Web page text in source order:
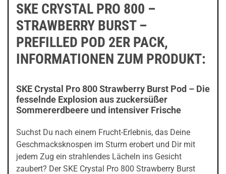
SKE CRYSTAL PRO 800 –
STRAWBERRY BURST –
PREFILLED POD 2ER PACK,
INFORMATIONEN ZUM PRODUKT:
SKE Crystal Pro 800 Strawberry Burst Pod – Die
fesselnde Explosion aus zuckersüßer
Sommererdbeere und intensiver Frische
Suchst Du nach einem Frucht-Erlebnis, das Deine
Geschmacksknospen im Sturm erobert und Dir mit
jedem Zug ein strahlendes Lächeln ins Gesicht
zaubert? Der SKE Crystal Pro 800 Strawberry Burst